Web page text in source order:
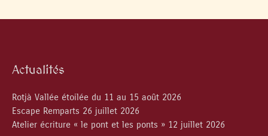
Actualités
Rotjà Vallée étoilée du 11 au 15 août 2026
Escape Remparts 26 juillet 2026
Atelier écriture « le pont et les ponts » 12 juillet 2026